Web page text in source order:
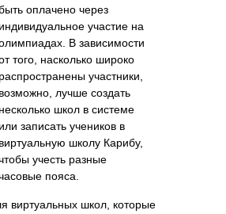
оплачено через
индивидуальное участие на
В зависимости
того, насколько широко
распространены участники,
возможно, лучше создать
несколько школ в системе
или записать учеников в
виртуальную школу Карибу,
учесть разные
пояса.
виртуальных школ, которые